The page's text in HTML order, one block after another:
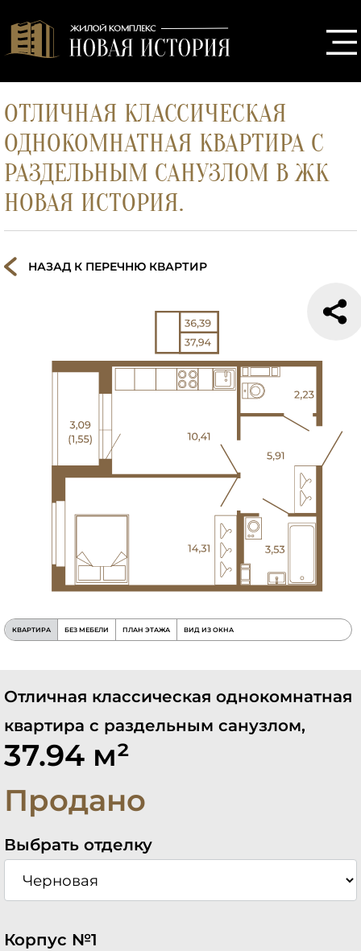
ОТЛИЧНАЯ КЛАССИЧЕСКАЯ
ОДНОКОМНАТНАЯ КВАРТИРА С
РАЗДЕЛЬНЫМ САНУЗЛОМ В ЖК
НОВАЯ ИСТОРИЯ.
Отличная классическая однокомнатная
квартира с раздельным санузлом,
37.94 м²
Продано
Выбрать отделку
Корпус №1
НАЗАД К ПЕРЕЧНЮ КВАРТИР
КВАРТИРА БЕЗ МЕБЕЛИ ПЛАН ЭТАЖА ВИД ИЗ ОКНА